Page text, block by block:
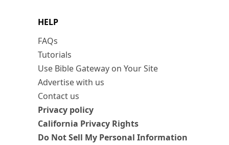
HELP
FAQs
Tutorials
Use Bible Gateway on Your Site
Advertise with us
Contact us
Privacy policy
California Privacy Rights
Do Not Sell My Personal Information